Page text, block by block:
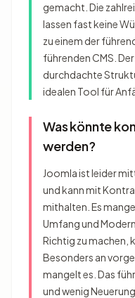
gemacht. Die
lassen fast keine
zu einem der
führenden CMS.
durchdachte
idealen Tool für
Was könnte
werden?
Joomla ist leider
und kann mit
mithalten. Es
Umfang und
Richtig zu machen,
Besonders an
mangelt es. Das
und wenig